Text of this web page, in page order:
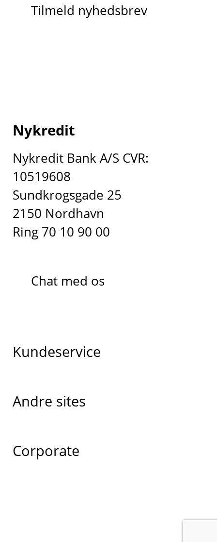
Tilmeld nyhedsbrev
Nykredit
Nykredit Bank A/S CVR:
10519608
Sundkrogsgade 25
2150 Nordhavn
Ring 70 10 90 00
Chat med os
Kundeservice
Andre sites
Corporate